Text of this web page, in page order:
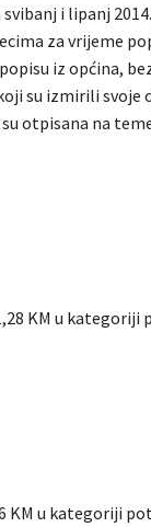
i lipanj
za vrijeme
iz općina,
su izmirili svoje
otpisana na
KM u
KM u kategoriji